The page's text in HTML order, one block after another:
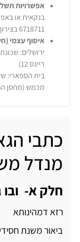
אפשרויות
6718711 בצירוף מספר הזמנה).
איסוף עצמי
ירושלים:
ריינס 12)
בית הספארי:
מכמש (מחסן
כתבי
מנדל
חלק א- ובו
רזא דמהינותא
ביאור משנת